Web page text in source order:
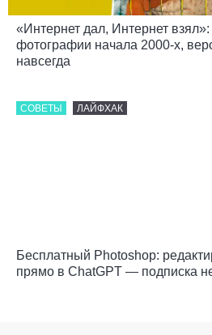
«Интернет дал, Интернет
фотографии начала 2000-х,
навсегда
СОВЕТЫ ЛАЙФХАК
Бесплатный Photoshop:
прямо в ChatGPT — подписка